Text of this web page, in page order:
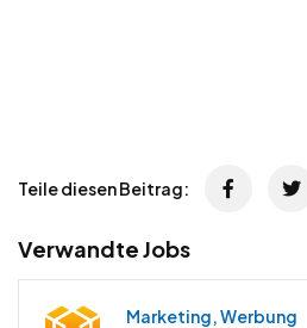
Teile diesen Beitrag:
Verwandte Jobs
Marketing, Werbung